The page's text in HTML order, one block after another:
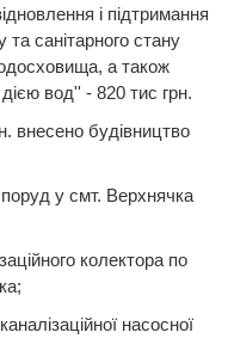
і підтримання
та санітарного стану
а також
вод'' - 820 тис грн.
внесено будівництво
у смт. Верхнячка
колектора по
насосної